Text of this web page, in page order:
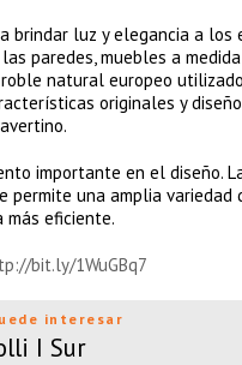
brindar luz y elegancia a
paredes, muebles a
natural europeo
originales y
importante en el diseño.
permite una amplia
más eficiente.
bit.ly/1WuGBq7
interesar
I Sur